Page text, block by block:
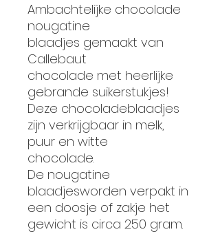
Ambachtelijke chocolade
nougatine
blaadjes gemaakt van
Callebaut
chocolade met heerlijke
gebrande suikerstukjes!
Deze chocoladeblaadjes
zijn verkrijgbaar in melk,
puur en witte
chocolade.
De nougatine
blaadjesworden verpakt in
een doosje of zakje het
gewicht is circa 250 gram.